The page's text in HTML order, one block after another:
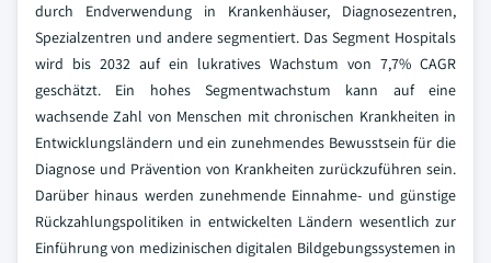
durch Endverwendung in Krankenhäuser, Diagnosezentren,
Spezialzentren und andere segmentiert. Das Segment Hospitals
wird bis 2032 auf ein lukratives Wachstum von 7,7% CAGR
geschätzt. Ein hohes Segmentwachstum kann auf eine
wachsende Zahl von Menschen mit chronischen Krankheiten in
Entwicklungsländern und ein zunehmendes Bewusstsein für die
Diagnose und Prävention von Krankheiten zurückzuführen sein.
Darüber hinaus werden zunehmende Einnahme- und günstige
Rückzahlungspolitiken in entwickelten Ländern wesentlich zur
Einführung von medizinischen digitalen Bildgebungssystemen in